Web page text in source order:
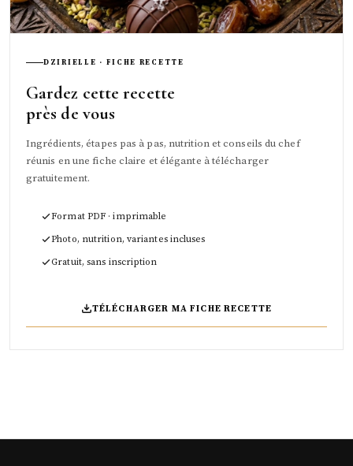
DZIRIELLE · FICHE RECETTE
Gardez cette recette
près de vous
Ingrédients, étapes pas à pas, nutrition et conseils du chef
réunis en une fiche claire et élégante à télécharger
gratuitement.
Format PDF · imprimable
Photo, nutrition, variantes incluses
Gratuit, sans inscription
TÉLÉCHARGER MA FICHE RECETTE